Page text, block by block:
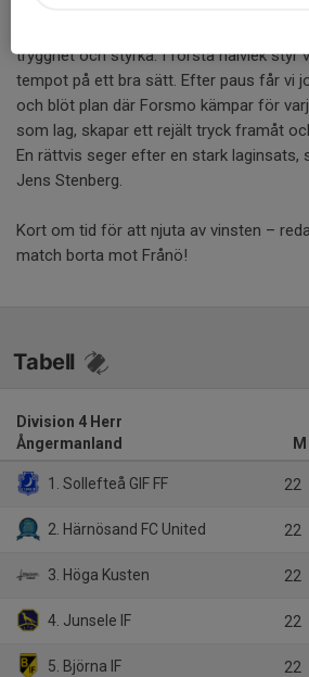
trygghet och styrka. I första halvlek styr
tempot på ett bra sätt. Efter paus får vi
och blöt plan där Forsmo kämpar för
som lag, skapar ett rejält tryck framåt
En rättvis seger efter en stark laginsats,
Jens Stenberg.
Kort om tid för att njuta av vinsten –
match borta mot Frånö!
Tabell
Division 4 Herr
Ångermanland
M
1. Sollefteå GIF FF 22
2. Härnösand FC United 22
3. Höga Kusten 22
4. Junsele IF 22
5. Björna IF 22